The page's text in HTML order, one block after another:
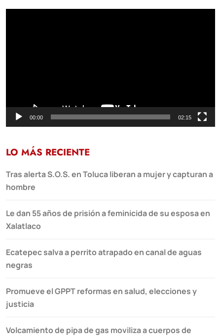
00:00 02:15
LO MÁS RECIENTE
Tras alerta S.O.S. en Toluca liberan a mujer y capturan a
hombre
Le dan 55 años de prisión a feminicida de su esposa en
Xalatlaco
Ecatepec salva a perrito atrapado en canal de aguas
negras
Promueve el GPPT reformas en salud, elecciones y
justicia
Volcamiento de pipa de gas moviliza a cuerpos de